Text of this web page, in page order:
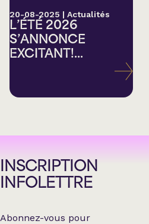
20-08-2025 | Actualités
L’ÉTÉ 2026
S’ANNONCE
EXCITANT!...
INSCRIPTION
INFOLETTRE
Abonnez-vous pour